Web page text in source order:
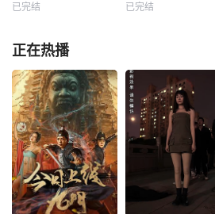
已完结 已完结
正在热播